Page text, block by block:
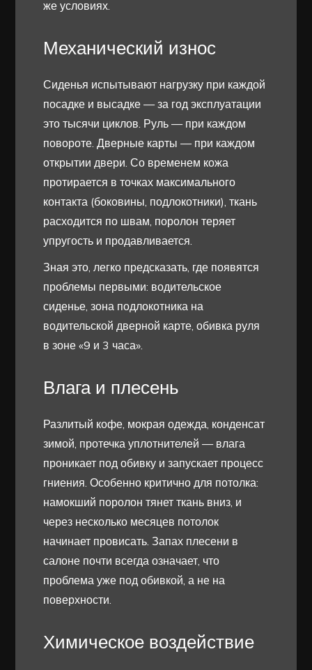
же условиях.
Механический износ
Сиденья испытывают нагрузку при каждой
посадке и высадке — за год эксплуатации
это тысячи циклов. Руль — при каждом
повороте. Дверные карты — при каждом
открытии двери. Со временем кожа
протирается в точках максимального
контакта (боковины, подлокотники), ткань
расходится по швам, поролон теряет
упругость и продавливается.
Зная это, легко предсказать, где появятся
проблемы первыми: водительское
сиденье, зона подлокотника на
водительской дверной карте, обивка руля
в зоне «9 и 3 часа».
Влага и плесень
Разлитый кофе, мокрая одежда, конденсат
зимой, протечка уплотнителей — влага
проникает под обивку и запускает процесс
гниения. Особенно критично для потолка:
намокший поролон тянет ткань вниз, и
через несколько месяцев потолок
начинает провисать. Запах плесени в
салоне почти всегда означает, что
проблема уже под обивкой, а не на
поверхности.
Химическое воздействие